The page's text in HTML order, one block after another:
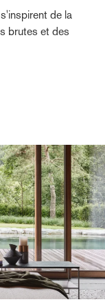
de la
brutes et des